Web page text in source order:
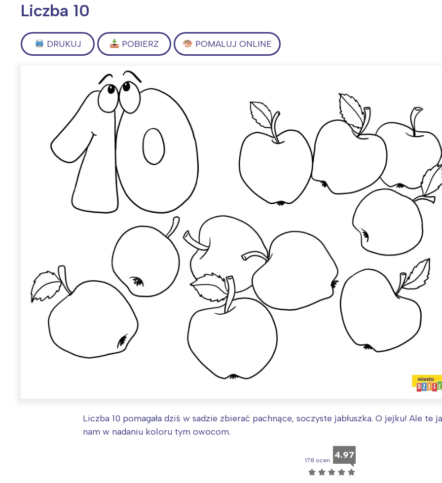
Liczba 10
DRUKUJ POBIERZ POMALUJ ONLINE
Liczba 10 pomagała dziś w sadzie zbierać pachnące, soczyste jabłuszka. O jejku! Ale te
nam w nadaniu koloru tym owocom.
178 ocen 4.97
☆ ☆ ☆ ☆ ☆